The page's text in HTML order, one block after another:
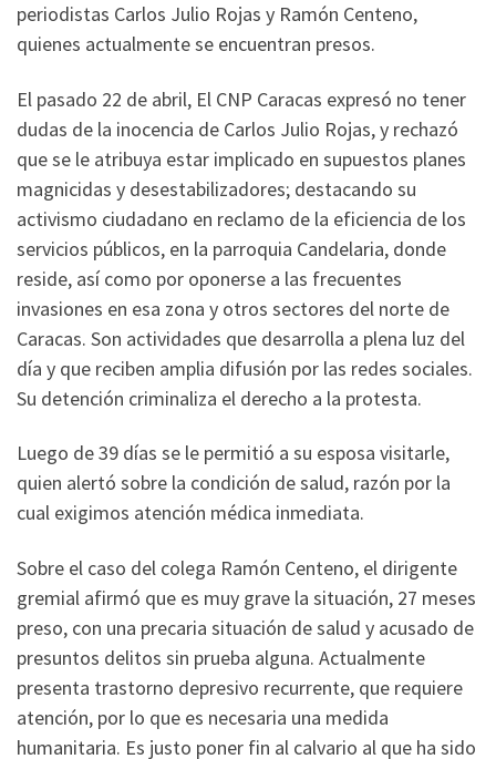
periodistas Carlos Julio Rojas y Ramón Centeno,
quienes actualmente se encuentran presos.
El pasado 22 de abril, El CNP Caracas expresó no tener
dudas de la inocencia de Carlos Julio Rojas, y rechazó
que se le atribuya estar implicado en supuestos planes
magnicidas y desestabilizadores; destacando su
activismo ciudadano en reclamo de la eficiencia de los
servicios públicos, en la parroquia Candelaria, donde
reside, así como por oponerse a las frecuentes
invasiones en esa zona y otros sectores del norte de
Caracas. Son actividades que desarrolla a plena luz del
día y que reciben amplia difusión por las redes sociales.
Su detención criminaliza el derecho a la protesta.
Luego de 39 días se le permitió a su esposa visitarle,
quien alertó sobre la condición de salud, razón por la
cual exigimos atención médica inmediata.
Sobre el caso del colega Ramón Centeno, el dirigente
gremial afirmó que es muy grave la situación, 27 meses
preso, con una precaria situación de salud y acusado de
presuntos delitos sin prueba alguna. Actualmente
presenta trastorno depresivo recurrente, que requiere
atención, por lo que es necesaria una medida
humanitaria. Es justo poner fin al calvario al que ha sido